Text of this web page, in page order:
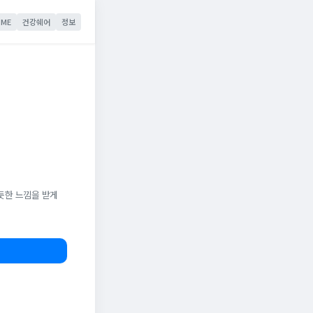
건강쉐어 정보
한 느낌을 받게